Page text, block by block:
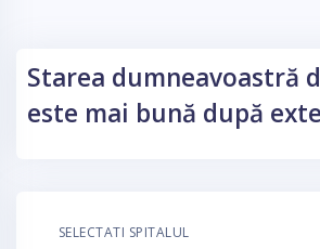
Starea dumneavoastră
este mai bună după
SELECTATI SPITALUL